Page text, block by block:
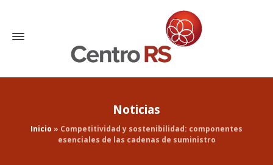
Noticias
Inicio » Competitividad y sostenibilidad: componentes
esenciales de las cadenas de suministro